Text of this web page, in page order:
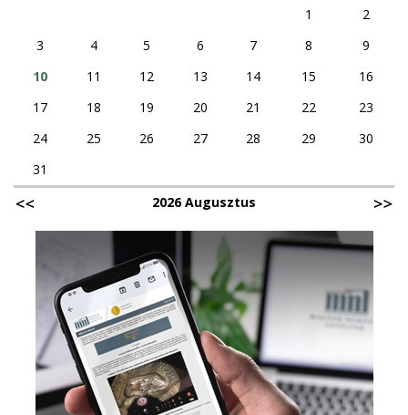
1
2
3
4 5 6 7 8
9
10
11 12 13 14 15
16
17
18 19 20 21 22
23
24
25 26 27 28 29
30
31
2026 Augusztus